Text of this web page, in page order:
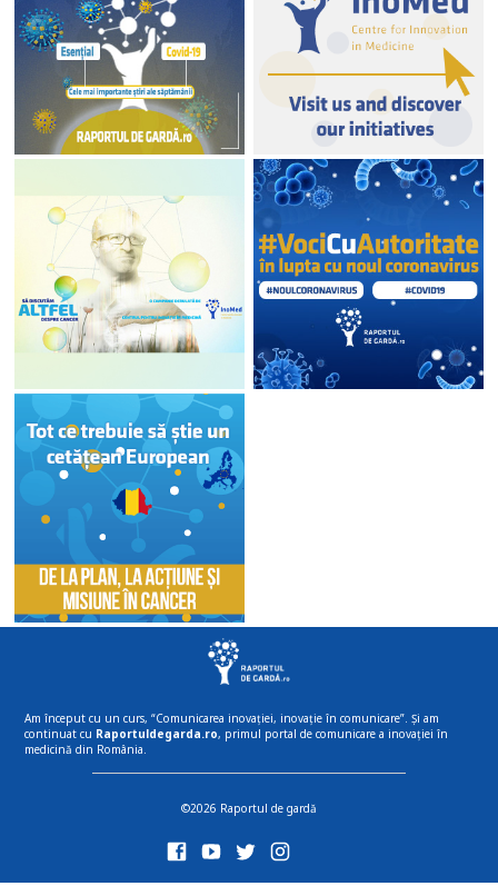
Am început cu un curs, “Comunicarea inovației, inovație în comunicare”. Și am
continuat cu Raportuldegarda.ro, primul portal de comunicare a inovației în
medicină din România.
©2026 Raportul de gardă